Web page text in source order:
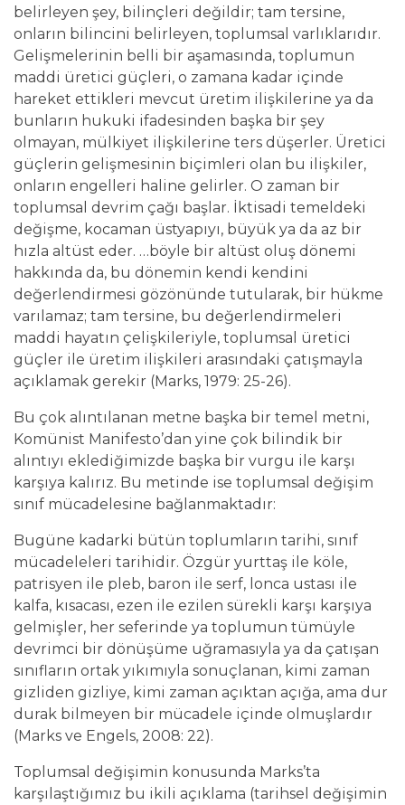
belirleyen şey, bilinçleri değildir; tam tersine,
onların bilincini belirleyen, toplumsal varlıklarıdır.
Gelişmelerinin belli bir aşamasında, toplumun
maddi üretici güçleri, o zamana kadar içinde
hareket ettikleri mevcut üretim ilişkilerine ya da
bunların hukuki ifadesinden başka bir şey
olmayan, mülkiyet ilişkilerine ters düşerler. Üretici
güçlerin gelişmesinin biçimleri olan bu ilişkiler,
onların engelleri haline gelirler. O zaman bir
toplumsal devrim çağı başlar. İktisadi temeldeki
değişme, kocaman üstyapıyı, büyük ya da az bir
hızla altüst eder. …böyle bir altüst oluş dönemi
hakkında da, bu dönemin kendi kendini
değerlendirmesi gözönünde tutularak, bir hükme
varılamaz; tam tersine, bu değerlendirmeleri
maddi hayatın çelişkileriyle, toplumsal üretici
güçler ile üretim ilişkileri arasındaki çatışmayla
açıklamak gerekir (Marks, 1979: 25-26).
Bu çok alıntılanan metne başka bir temel metni,
Komünist Manifesto’dan yine çok bilindik bir
alıntıyı eklediğimizde başka bir vurgu ile karşı
karşıya kalırız. Bu metinde ise toplumsal değişim
sınıf mücadelesine bağlanmaktadır:
Bugüne kadarki bütün toplumların tarihi, sınıf
mücadeleleri tarihidir. Özgür yurttaş ile köle,
patrisyen ile pleb, baron ile serf, lonca ustası ile
kalfa, kısacası, ezen ile ezilen sürekli karşı karşıya
gelmişler, her seferinde ya toplumun tümüyle
devrimci bir dönüşüme uğramasıyla ya da çatışan
sınıfların ortak yıkımıyla sonuçlanan, kimi zaman
gizliden gizliye, kimi zaman açıktan açığa, ama dur
durak bilmeyen bir mücadele içinde olmuşlardır
(Marks ve Engels, 2008: 22).
Toplumsal değişimin konusunda Marks’ta
karşılaştığımız bu ikili açıklama (tarihsel değişimin